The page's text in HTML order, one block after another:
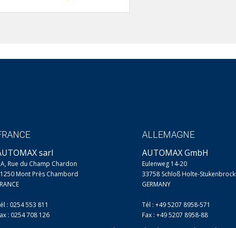
sarl
Rue du Champ Chardon
Mont Près Chambord
: 0254 553 811
: 0254 708 126
ALLEMAGNE
AUTOMAX GmbH
Eulenweg 14-20
33758 Schloß Holte-Stukenbrock
GERMANY
Tél : +49 5207 8958-571
Fax : +49 5207 8958-88